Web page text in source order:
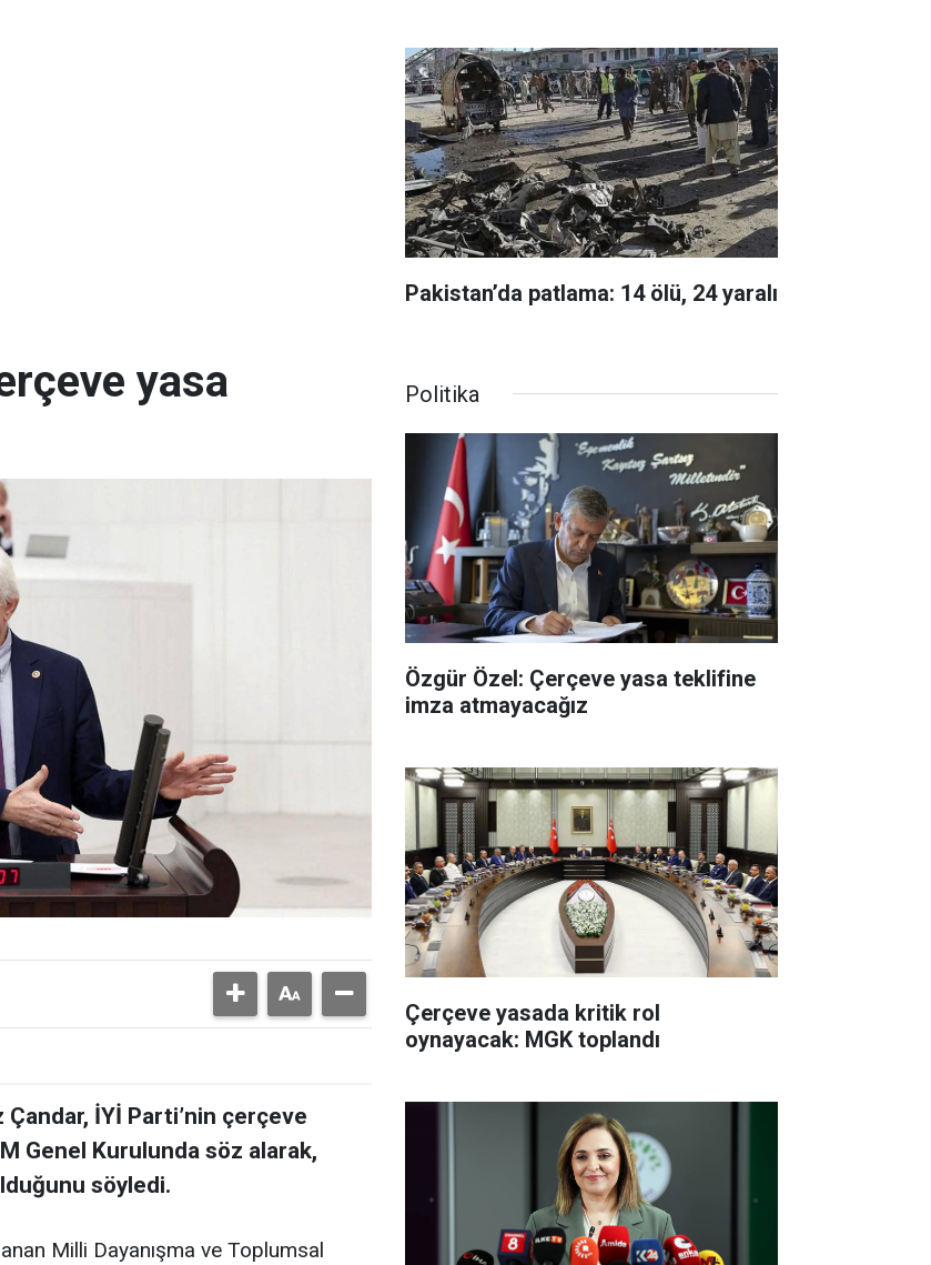
Pakistan’da patlama: 14 ölü, 24 yaralı
yasa
İYİ Parti’nin çerçeve
Genel Kurulunda söz alarak,
söyledi.
Milli Dayanışma ve Toplumsal
Politika
Özgür Özel: Çerçeve yasa teklifine
imza atmayacağız
Çerçeve yasada kritik rol
oynayacak: MGK toplandı